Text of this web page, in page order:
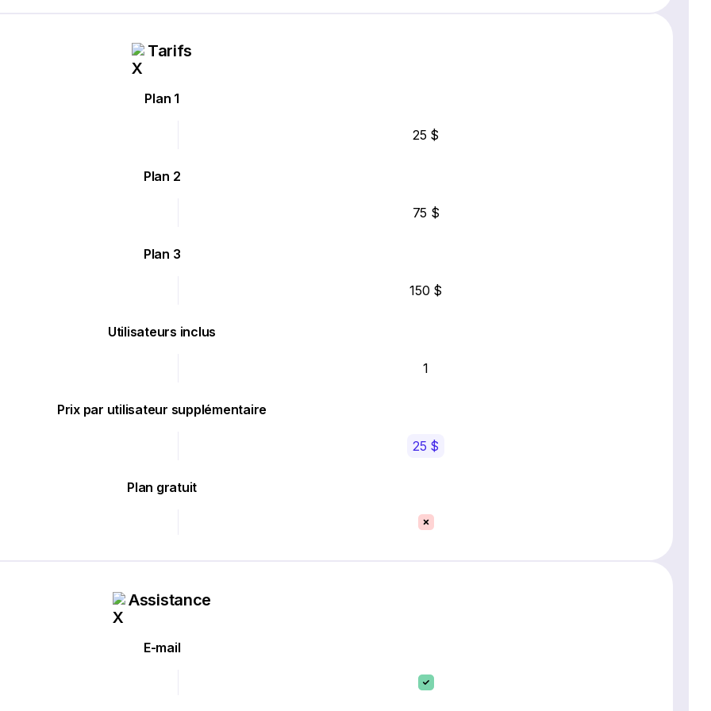
Tarifs
Plan 1
25 $
Plan 2
75 $
Plan 3
150 $
Utilisateurs inclus
1
Prix par utilisateur supplémentaire
25 $
Plan gratuit
Assistance
E-mail